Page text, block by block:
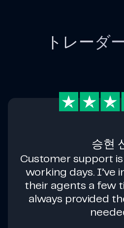
トレーダ
승현
Customer support
working days. I’ve
their agents a few
always provided